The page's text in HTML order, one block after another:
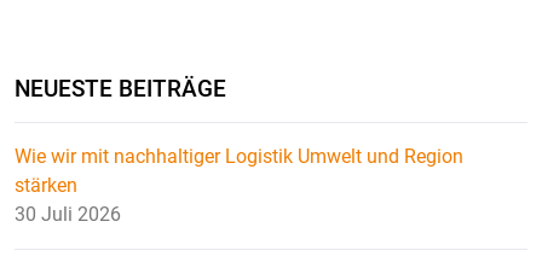
NEUESTE BEITRÄGE
Wie wir mit nachhaltiger Logistik Umwelt und Region
stärken
30 Juli 2026